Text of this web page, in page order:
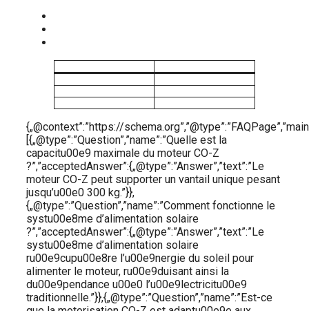
{„@context”:”https://
[{„@type”:”Question”,”name”:”Quelle est la
capacitu00e9 maximale du moteur CO-Z
?”,”acceptedAnswer”:{„@type”:”Answer”,”text”:”Le
moteur CO-Z peut supporter un vantail unique pesant
jusqu’u00e0 300 kg.”}},
{„@type”:”Question”,”name”:”Comment fonctionne le
systu00e8me d’alimentation solaire
?”,”acceptedAnswer”:{„@type”:”Answer”,”text”:”Le
systu00e8me d’alimentation solaire
ru00e9cupu00e8re l’u00e9nergie du soleil pour
alimenter le moteur, ru00e9duisant ainsi la
du00e9pendance u00e0 l’u00e9lectricitu00e9
traditionnelle.”}},{„@type”:”Question”,”name”:”Est-ce